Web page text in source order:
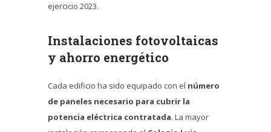
ejercicio 2023.
Instalaciones fotovoltaicas
y ahorro energético
Cada edificio ha sido equipado con el número
de paneles necesario para cubrir la
potencia eléctrica contratada. La mayor